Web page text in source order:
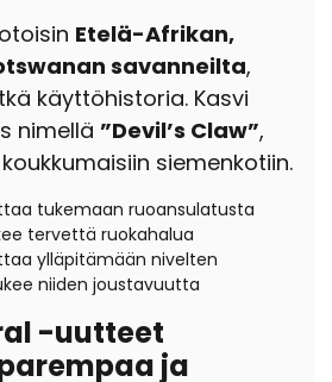
Etelä-Afrikan,
savanneilta,
käyttöhistoria. Kasvi
nimellä ”Devil’s Claw”,
siemenkotiin.
tukemaan ruoansulatusta
tervettä ruokahalua
ylläpitämään nivelten
niiden joustavuutta
-uutteet
ja